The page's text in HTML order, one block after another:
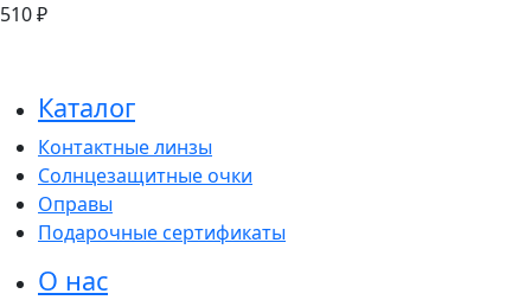
510 ₽
Каталог
Контактные линзы
Солнцезащитные очки
Оправы
Подарочные сертификаты
О нас